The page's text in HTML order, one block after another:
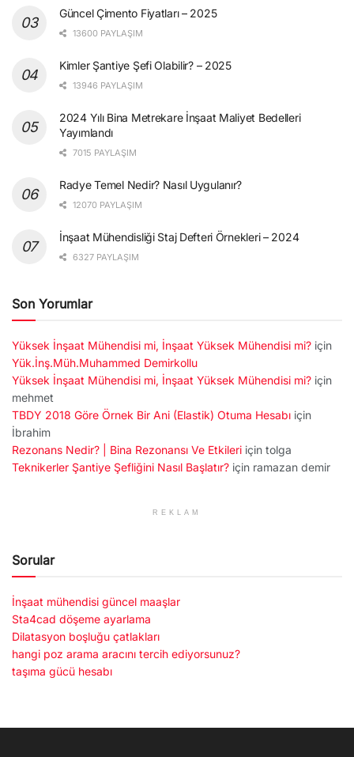
Güncel Çimento Fiyatları – 2025
13600 PAYLAŞIM
Kimler Şantiye Şefi Olabilir? – 2025
13946 PAYLAŞIM
2024 Yılı Bina Metrekare İnşaat Maliyet Bedelleri
Yayımlandı
7015 PAYLAŞIM
Radye Temel Nedir? Nasıl Uygulanır?
12070 PAYLAŞIM
İnşaat Mühendisliği Staj Defteri Örnekleri – 2024
6327 PAYLAŞIM
Son Yorumlar
Yüksek İnşaat Mühendisi mi, İnşaat Yüksek Mühendisi mi? için
Yük.İnş.Müh.Muhammed Demirkollu
Yüksek İnşaat Mühendisi mi, İnşaat Yüksek Mühendisi mi? için
mehmet
TBDY 2018 Göre Örnek Bir Ani (Elastik) Otuma Hesabı için
İbrahim
Rezonans Nedir? | Bina Rezonansı Ve Etkileri için tolga
Teknikerler Şantiye Şefliğini Nasıl Başlatır? için ramazan demir
REKLAM
Sorular
İnşaat mühendisi güncel maaşlar
Sta4cad döşeme ayarlama
Dilatasyon boşluğu çatlakları
hangi poz arama aracını tercih ediyorsunuz?
taşıma gücü hesabı